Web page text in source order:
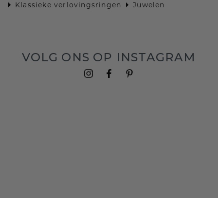
Klassieke verlovingsringen
Juwelen
VOLG ONS OP INSTAGRAM